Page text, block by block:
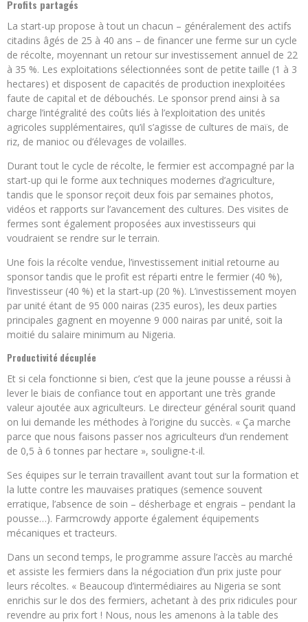
Profits partagés
La start-up propose à tout un chacun – généralement des actifs
citadins âgés de 25 à 40 ans – de financer une ferme sur un cycle
de récolte, moyennant un retour sur investissement annuel de 22
à 35 %. Les exploitations sélectionnées sont de petite taille (1 à 3
hectares) et disposent de capacités de production inexploitées
faute de capital et de débouchés. Le sponsor prend ainsi à sa
charge l’intégralité des coûts liés à l’exploitation des unités
agricoles supplémentaires, qu’il s’agisse de cultures de maïs, de
riz, de manioc ou d’élevages de volailles.
Durant tout le cycle de récolte, le fermier est accompagné par la
start-up qui le forme aux techniques modernes d’agriculture,
tandis que le sponsor reçoit deux fois par semaines photos,
vidéos et rapports sur l’avancement des cultures. Des visites de
fermes sont également proposées aux investisseurs qui
voudraient se rendre sur le terrain.
Une fois la récolte vendue, l’investissement initial retourne au
sponsor tandis que le profit est réparti entre le fermier (40 %),
l’investisseur (40 %) et la start-up (20 %). L’investissement moyen
par unité étant de 95 000 nairas (235 euros), les deux parties
principales gagnent en moyenne 9 000 nairas par unité, soit la
moitié du salaire minimum au Nigeria.
Productivité décuplée
Et si cela fonctionne si bien, c’est que la jeune pousse a réussi à
lever le biais de confiance tout en apportant une très grande
valeur ajoutée aux agriculteurs. Le directeur général sourit quand
on lui demande les méthodes à l’origine du succès. « Ça marche
parce que nous faisons passer nos agriculteurs d’un rendement
de 0,5 à 6 tonnes par hectare », souligne-t-il.
Ses équipes sur le terrain travaillent avant tout sur la formation et
la lutte contre les mauvaises pratiques (semence souvent
erratique, l’absence de soin – désherbage et engrais – pendant la
pousse…). Farmcrowdy apporte également équipements
mécaniques et tracteurs.
Dans un second temps, le programme assure l’accès au marché
et assiste les fermiers dans la négociation d’un prix juste pour
leurs récoltes. « Beaucoup d’intermédiaires au Nigeria se sont
enrichis sur le dos des fermiers, achetant à des prix ridicules pour
revendre au prix fort ! Nous, nous les amenons à la table des